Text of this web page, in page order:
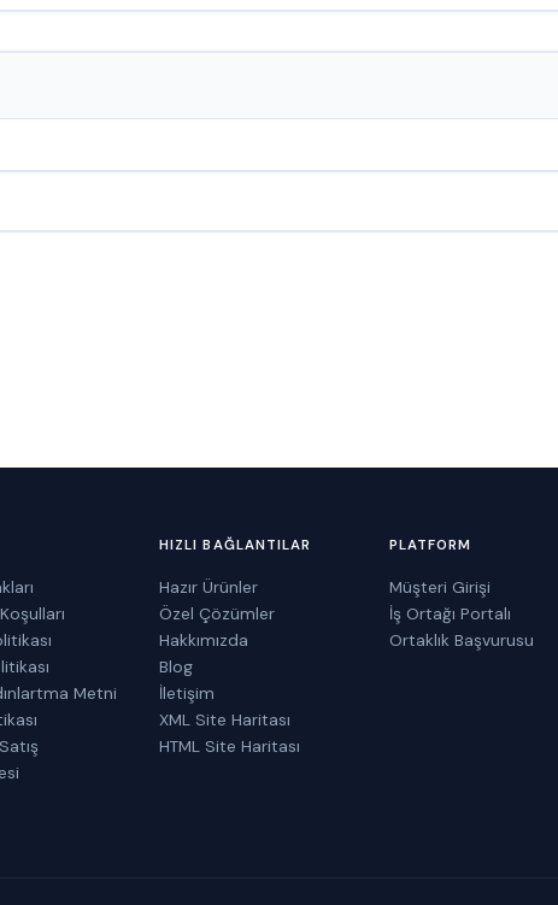
Metni
HIZLI BAĞLANTILAR
Hazır Ürünler
Özel Çözümler
Hakkımızda
Blog
İletişim
XML Site Haritası
HTML Site Haritası
PLATFORM
Müşteri Girişi
İş Ortağı Portalı
Ortaklık Başvurusu